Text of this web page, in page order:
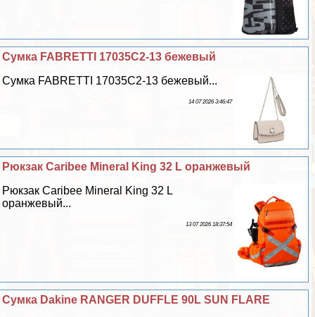
Сумка FABRETTI 17035C2-13 бежевый
Сумка FABRETTI 17035C2-13 бежевый...
14 07 2026 3:46:47
Рюкзак Caribee Mineral King 32 L оранжевый
Рюкзак Caribee Mineral King 32 L
оранжевый...
13 07 2026 18:37:54
Cумка Dakine RANGER DUFFLE 90L SUN FLARE